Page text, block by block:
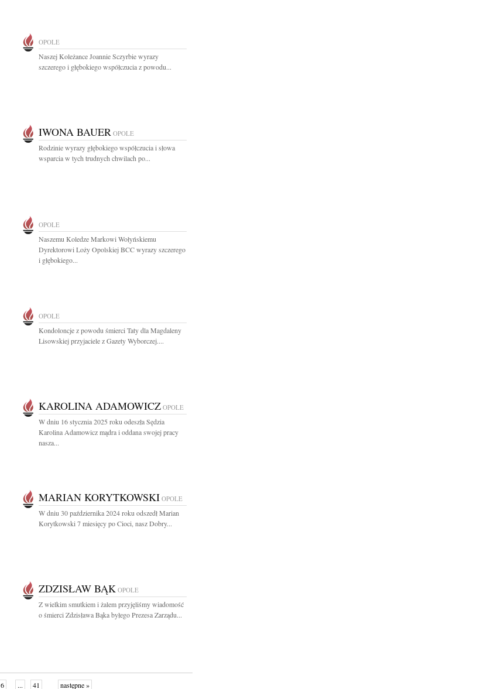
OPOLE
Naszej Koleżance Joannie Sczyrbie wyrazy
szczerego i głębokiego współczucia z powodu...
IWONA BAUER OPOLE
Rodzinie wyrazy głębokiego współczucia i słowa
wsparcia w tych trudnych chwilach po...
OPOLE
Naszemu Koledze Markowi Wołyńskiemu
Dyrektorowi Loży Opolskiej BCC wyrazy szczerego
i głębokiego...
OPOLE
Kondoloncje z powodu śmierci Taty dla Magdaleny
Lisowskiej przyjaciele z Gazety Wyborczej....
KAROLINA ADAMOWICZ OPOLE
W dniu 16 stycznia 2025 roku odeszła Sędzia
Karolina Adamowicz mądra i oddana swojej pracy
nasza...
MARIAN KORYTKOWSKI OPOLE
W dniu 30 października 2024 roku odszedł Marian
Korytkowski 7 miesięcy po Cioci, nasz Dobry...
ZDZISŁAW BĄK OPOLE
Z wielkim smutkiem i żalem przyjęliśmy wiadomość
o śmierci Zdzisława Bąka byłego Prezesa Zarządu...
6 ... 41 następne »